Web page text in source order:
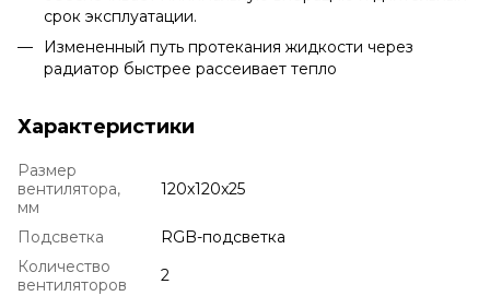
срок эксплуатации.
Измененный путь протекания жидкости через
радиатор быстрее рассеивает тепло
Характеристики
Размер
вентилятора,
мм
120x120x25
Подсветка
RGB-подсветка
Количество
вентиляторов
2